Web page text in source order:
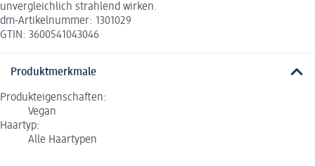
unvergleichlich strahlend wirken.
dm-Artikelnummer: 1301029
GTIN: 3600541043046
Produktmerkmale
Produkteigenschaften:
Vegan
Haartyp:
Alle Haartypen